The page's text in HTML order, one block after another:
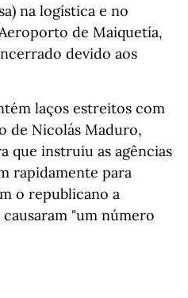
na logística e no
de Maiquetía,
devido aos
laços estreitos com
de Nicolás Maduro,
que instruiu as agências
rapidamente para
o republicano a
"um número